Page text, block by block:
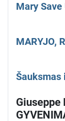
Mary Save
MARYJO,
Šauksmas
Giuseppe